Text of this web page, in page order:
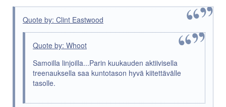
Quote by: Clint Eastwood
Quote by: Whoot
Samoilla linjoilla...Parin kuukauden aktiivisella
treenauksella saa kuntotason hyvä kiitettävälle
tasolle.